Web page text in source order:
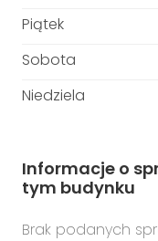
Piątek
Sobota
Niedziela
Informacje o
tym budynku
Brak podanych